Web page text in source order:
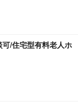
可/住宅型有料老人ホ